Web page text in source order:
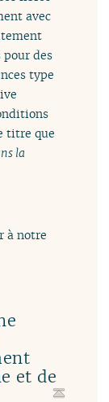
avec
des
type
titre que
la
à notre
et de